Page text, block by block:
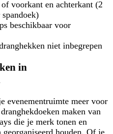
voorkant en achterkant (2
beschikbaar voor
niet inbegrepen
in
evenementruimte meer voor
maken van
die je merk tonen en
houden. Of je